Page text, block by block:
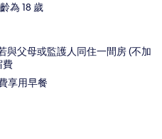
為 18 歲
與父母或監護人同住一間房 (不加
費
享用早餐